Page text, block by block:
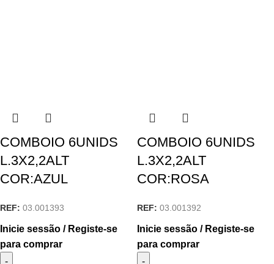
COMBOIO 6UNIDS
L.3X2,2ALT
COR:AZUL
REF: 03.001393
Inicie sessão / Registe-se
para comprar
COMBOIO 6UNIDS
L.3X2,2ALT
COR:ROSA
REF: 03.001392
Inicie sessão / Registe-se
para comprar